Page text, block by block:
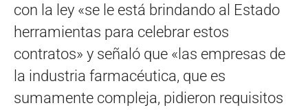
con la ley «se le está brindando al Estado
herramientas para celebrar estos
contratos» y señaló que «las empresas de
la industria farmacéutica, que es
sumamente compleja, pidieron requisitos